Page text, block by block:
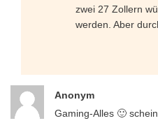
zwei 27 Zollern
werden. Aber
Anonym
Gaming-Alles 🙂